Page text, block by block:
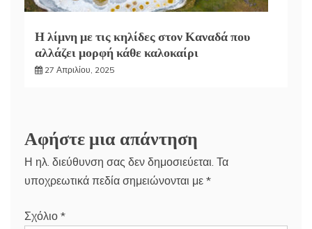
Η λίμνη με τις κηλίδες στον Καναδά που
αλλάζει μορφή κάθε καλοκαίρι
27 Απριλίου, 2025
Αφήστε μια απάντηση
Η ηλ. διεύθυνση σας δεν δημοσιεύεται. Τα
υποχρεωτικά πεδία σημειώνονται με *
Σχόλιο *